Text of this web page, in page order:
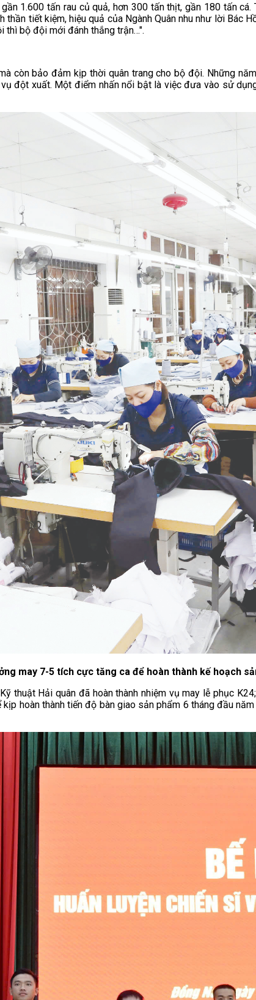
1.600 tấn rau củ quả, hơn 300 tấn thịt, gần 180 tấn
tiết kiệm, hiệu quả của Ngành Quân nhu như lời Bác
thì bộ đội mới đánh thắng trận…".
còn bảo đảm kịp thời quân trang cho bộ đội. Những
đột xuất. Một điểm nhấn nổi bật là việc đưa vào sử
may 7-5 tích cực tăng ca để hoàn thành kế hoạch
thuật Hải quân đã hoàn thành nhiệm vụ may lễ phục
hoàn thành tiến độ bàn giao sản phẩm 6 tháng đầu